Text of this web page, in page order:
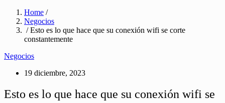
Home /
Negocios
/ Esto es lo que hace que su conexión wifi se corte
constantemente
Negocios
19 diciembre, 2023
Esto es lo que hace que su conexión wifi se